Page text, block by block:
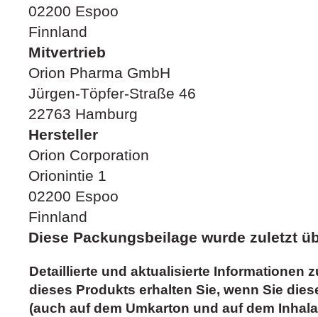
02200 Espoo
Finnland
Mitvertrieb
Orion Pharma GmbH
Jürgen-Töpfer-Straße 46
22763 Hamburg
Hersteller
Orion Corporation
Orionintie 1
02200 Espoo
Finnland
Diese Packungsbeilage wurde zuletzt
Detaillierte und aktualisierte Informationen
dieses Produkts erhalten Sie, wenn Sie
(auch auf dem Umkarton und auf dem